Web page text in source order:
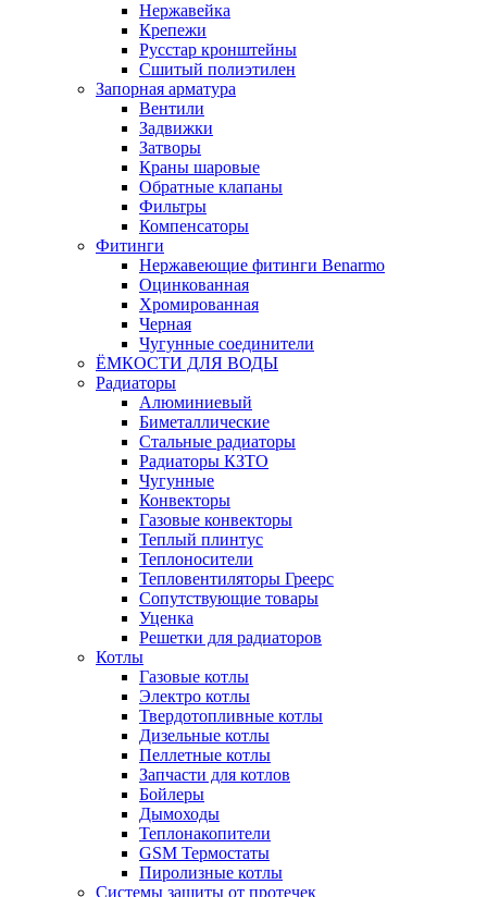
Нержавейка
Крепежи
Русстар кронштейны
Сшитый полиэтилен
Запорная арматура
Вентили
Задвижки
Затворы
Краны шаровые
Обратные клапаны
Фильтры
Компенсаторы
Фитинги
Нержавеющие фитинги Benarmo
Оцинкованная
Хромированная
Черная
Чугунные соединители
ЁМКОСТИ ДЛЯ ВОДЫ
Радиаторы
Алюминиевый
Биметаллические
Стальные радиаторы
Радиаторы КЗТО
Чугунные
Конвекторы
Газовые конвекторы
Теплый плинтус
Теплоносители
Тепловентиляторы Греерс
Сопутствующие товары
Уценка
Решетки для радиаторов
Котлы
Газовые котлы
Электро котлы
Твердотопливные котлы
Дизельные котлы
Пеллетные котлы
Запчасти для котлов
Бойлеры
Дымоходы
Теплонакопители
GSM Термостаты
Пиролизные котлы
Системы защиты от протечек